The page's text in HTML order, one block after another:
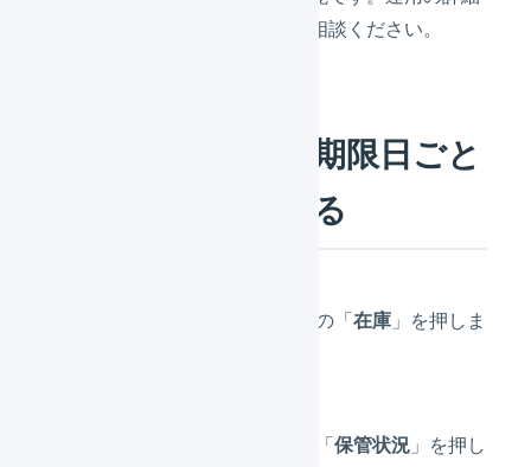
は、オペレーター（倉庫）とご相談ください。
ロット番号／出荷期限日ごと
の在庫数を確認する
メインナビゲーションの「在庫」を押しま
サブナビゲーションの「保管状況」を押し